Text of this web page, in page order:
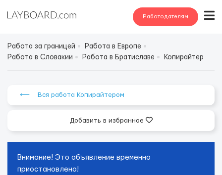
Работодателям
Работа за границей
Работа в Европе
Работа в Словакии
Работа в Братиславе Копирайтер
⟵ Вся работа Копирайтером
Добавить в избранное
Внимание! Это объявление временно
приостановлено!